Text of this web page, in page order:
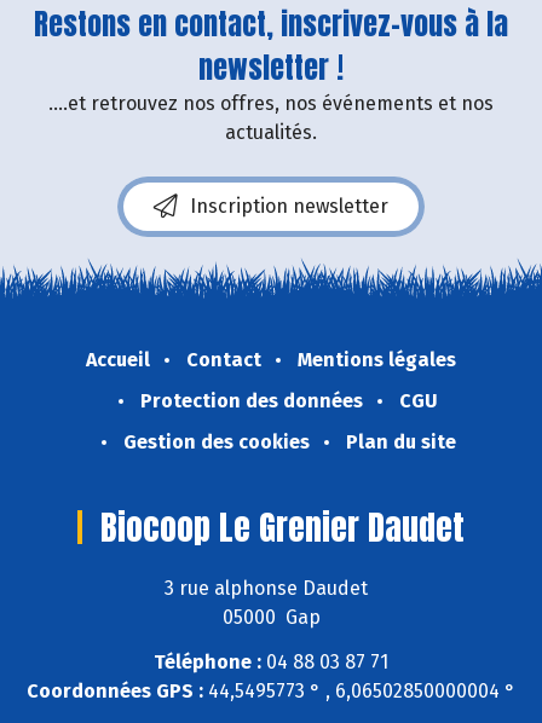
Restons en contact, inscrivez-vous à la
newsletter !
....et retrouvez nos offres, nos événements et nos
actualités.
Inscription newsletter
Accueil Contact
Mentions légales
Protection des données
CGU
Gestion des cookies
Plan du site
Biocoop Le Grenier Daudet
3 rue alphonse Daudet
05000 Gap
Téléphone : 04 88 03 87 71
Coordonnées GPS : 44,5495773 ° , 6,06502850000004 °